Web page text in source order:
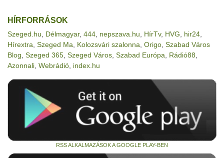
HÍRFORRÁSOK
Szeged.hu Délmagyar, 444 nepszava.hu HírTv, HVG hir24
Hírextra Szeged Ma Kolozsvári szalonna Origo Szabad Város
Blog Szeged 365 Szeged Város Szabad Európa Rádió88
Azonnali Webrádió index.hu
RSS ALKALMAZÁSOK A GOOGLE PLAY-BEN